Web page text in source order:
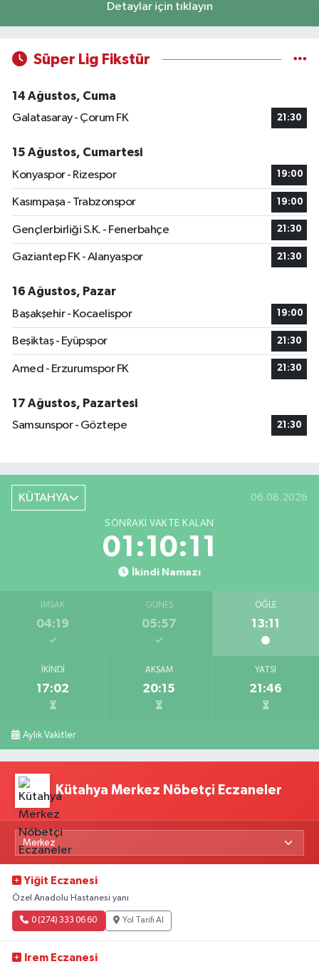
Detaylar için tıklayın
Süper Lig Fikstür
14 Ağustos, Cuma
Galatasaray - Çorum FK
21:30
15 Ağustos, Cumartesi
Konyaspor - Rizespor
19:00
Kasımpaşa - Trabzonspor 19:00
Gençlerbirliği S.K. - Fenerbahçe 21:30
Gaziantep FK - Alanyaspor 21:30
16 Ağustos, Pazar
Başakşehir - Kocaelispor
19:00
Beşiktaş - Eyüpspor 21:30
Amed - Erzurumspor FK 21:30
17 Ağustos, Pazartesi
Samsunspor - Göztepe
21:30
KÜTAHYA 06.08.2026
SONRAKI VAKTE KALAN
01:10:09
İkindi Namazı
İMSAK
04:19
GÜNEŞ
05:57
ÖĞLE
13:11
İKINDI
17:02
AKŞAM
20:15
YATSI
21:46
Aylık Vakitler
Kütahya Merkez Nöbetçi Eczaneler
Yiğit Eczanesi
Özel Anadolu Hastanesi yanı
0 (274) 333 06 60 Yol Tarifi Al
Irem Eczanesi